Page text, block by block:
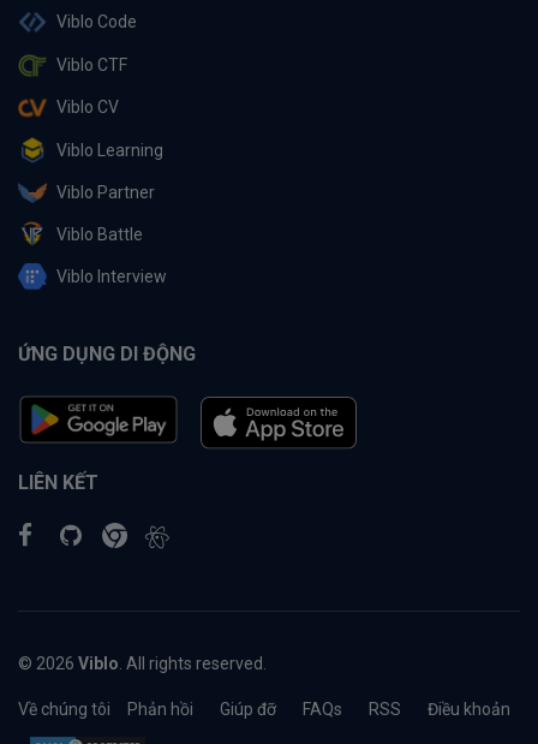
Viblo Code
Viblo CTF
Viblo CV
Viblo Learning
Viblo Partner
Viblo Battle
Viblo Interview
ỨNG DỤNG DI ĐỘNG
LIÊN KẾT
© 2026 Viblo . All rights reserved.
Về chúng tôi Phản hồi Giúp đỡ FAQs RSS Điều khoản